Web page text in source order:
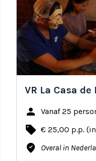
VR La Casa
person Vanaf 25
local_offer € 25,00 p.p.
where_to_vote Overal in